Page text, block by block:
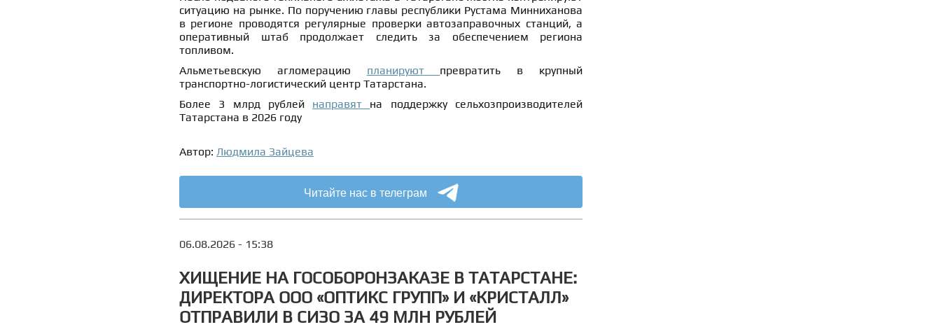
ситуацию на рынке. По поручению главы республики Рустама Минниханова
в регионе проводятся регулярные проверки автозаправочных станций, а
оперативный штаб продолжает следить за обеспечением региона
топливом.
Альметьевскую агломерацию планируют превратить в крупный
транспортно-логистический центр Татарстана.
Более 3 млрд рублей направят на поддержку сельхозпроизводителей
Татарстана в 2026 году
Автор: Людмила Зайцева
Читайте нас в телеграм
06.08.2026 - 15:38
ХИЩЕНИЕ НА ГОСОБОРОНЗАКАЗЕ В ТАТАРСТАНЕ:
ДИРЕКТОРА ООО «ОПТИКС ГРУПП» И «КРИСТАЛЛ»
ОТПРАВИЛИ В СИЗО ЗА 49 МЛН РУБЛЕЙ